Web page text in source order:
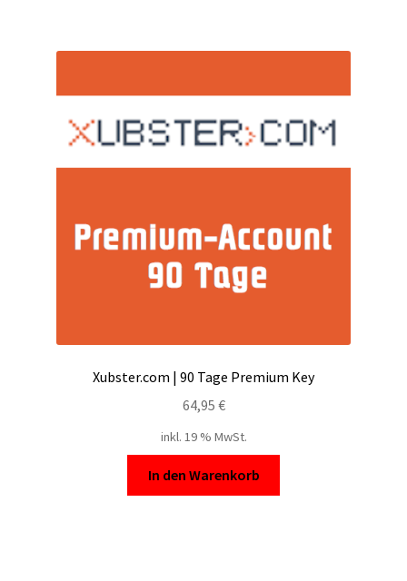
Xubster.com | 90 Tage Premium Key
64,95 €
inkl. 19 % MwSt.
In den Warenkorb